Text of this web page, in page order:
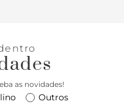
as novidades!
Outros